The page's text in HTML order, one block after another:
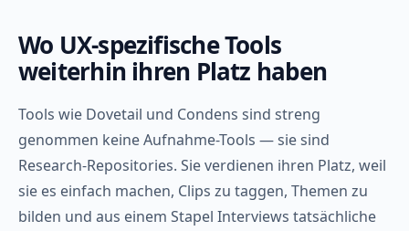
Wo UX-spezifische Tools
weiterhin ihren Platz haben
Tools wie Dovetail und Condens sind streng
genommen keine Aufnahme-Tools — sie sind
Research-Repositories. Sie verdienen ihren Platz, weil
sie es einfach machen, Clips zu taggen, Themen zu
bilden und aus einem Stapel Interviews tatsächliche